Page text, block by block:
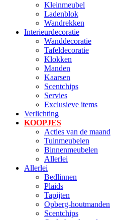
Kleinmeubel
Ladenblok
Wandrekken
Interieurdecoratie
Wanddecoratie
Tafeldecoratie
Klokken
Manden
Kaarsen
Scentchips
Servies
Exclusieve items
Verlichting
KOOPJES
Acties van de maand
Tuinmeubelen
Binnenmeubelen
Allerlei
Allerlei
Bedlinnen
Plaids
Tapijten
Opberg-houtmanden
Scentchips